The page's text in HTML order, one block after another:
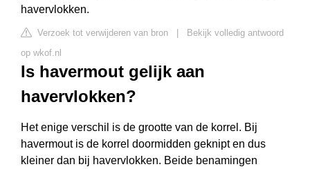
havervlokken.
Verzoek tot verwijderen van bron
Bekijk volledig antwoord
op wkof.nl
Is havermout gelijk aan
havervlokken?
Het enige verschil is de grootte van de korrel. Bij
havermout is de korrel doormidden geknipt en dus
kleiner dan bij havervlokken. Beide benamingen